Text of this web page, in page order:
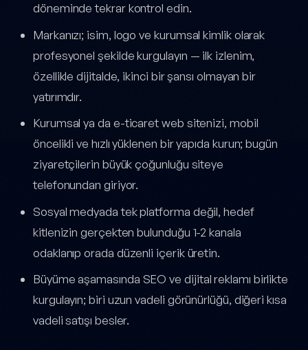
döneminde tekrar kontrol edin.
Markanızı; isim, logo ve kurumsal kimlik olarak
profesyonel şekilde kurgulayın — ilk izlenim,
özellikle dijitalde, ikinci bir şansı olmayan bir
yatırımdır.
Kurumsal ya da e-ticaret web sitenizi, mobil
öncelikli ve hızlı yüklenen bir yapıda kurun; bugün
ziyaretçilerin büyük çoğunluğu siteye
telefonundan giriyor.
Sosyal medyada tek platforma değil, hedef
kitlenizin gerçekten bulunduğu 1-2 kanala
odaklanıp orada düzenli içerik üretin.
Büyüme aşamasında SEO ve dijital reklamı birlikte
kurgulayın; biri uzun vadeli görünürlüğü, diğeri kısa
vadeli satışı besler.